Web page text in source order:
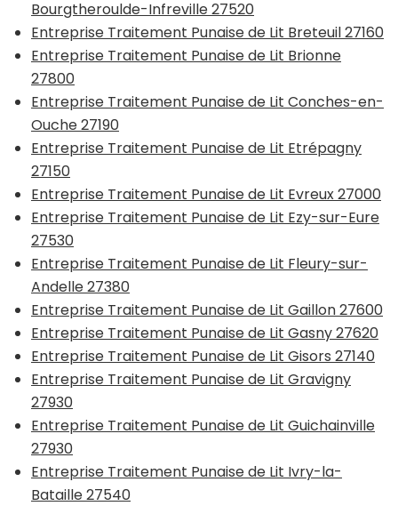
Bourgtheroulde-Infreville 27520
Entreprise Traitement Punaise de Lit Breteuil 27160
Entreprise Traitement Punaise de Lit Brionne
27800
Entreprise Traitement Punaise de Lit Conches-en-
Ouche 27190
Entreprise Traitement Punaise de Lit Etrépagny
27150
Entreprise Traitement Punaise de Lit Evreux 27000
Entreprise Traitement Punaise de Lit Ezy-sur-Eure
27530
Entreprise Traitement Punaise de Lit Fleury-sur-
Andelle 27380
Entreprise Traitement Punaise de Lit Gaillon 27600
Entreprise Traitement Punaise de Lit Gasny 27620
Entreprise Traitement Punaise de Lit Gisors 27140
Entreprise Traitement Punaise de Lit Gravigny
27930
Entreprise Traitement Punaise de Lit Guichainville
27930
Entreprise Traitement Punaise de Lit Ivry-la-
Bataille 27540